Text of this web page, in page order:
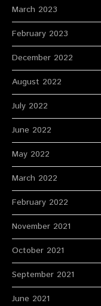
March 2023
February 2023
December 2022
August 2022
July 2022
June 2022
May 2022
March 2022
February 2022
November 2021
October 2021
September 2021
June 2021